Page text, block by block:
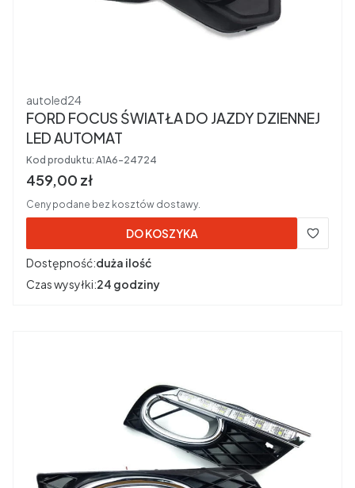
Producent
autoled24
FORD FOCUS ŚWIATŁA DO JAZDY DZIENNEJ
LED AUTOMAT
Kod produktu: A1A6-24724
Cena brutto
459,00 zł
Ceny podane bez kosztów dostawy.
DO KOSZYKA
Dostępność:duża ilość
Czas wysyłki:24 godziny